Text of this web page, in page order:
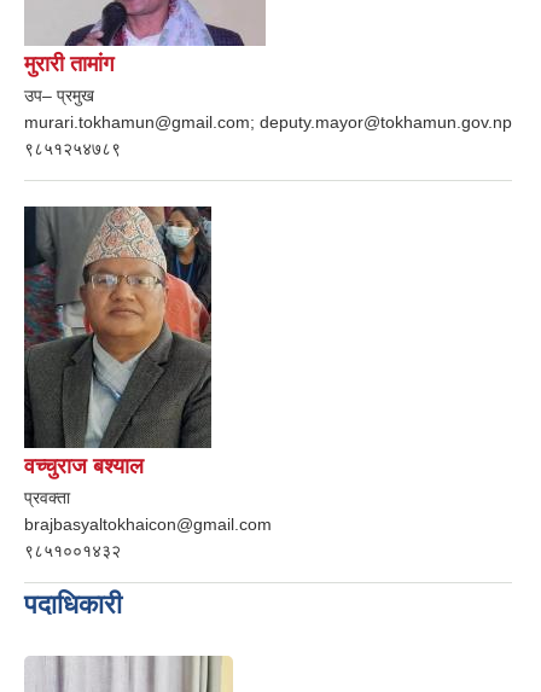
मुरारी तामांग
उप– प्रमुख
murari.tokhamun@gmail.com; deputy.mayor@tokhamun.gov.np
९८५१२५४७८९
वच्चुराज बश्याल
प्रवक्ता
brajbasyaltokhaicon@gmail.com
९८५१००१४३२
पदाधिकारी